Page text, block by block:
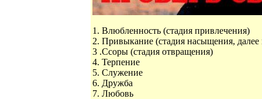
1. Влюбленность (стадия привлечения)
2. Привыкание (стадия насыщения,
3 .Ссоры (стадия отвращения)
4. Терпение
5. Служение
6. Дружба
7. Любовь